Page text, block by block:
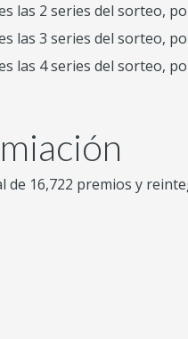
las 2 series del sorteo,
las 3 series del sorteo,
las 4 series del sorteo,
de 16,722 premios y